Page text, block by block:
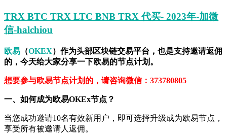
TRX BTC TRX LTC BNB TRX 代买- 2023年-加微
信-halchiou
欧易 （OKEX）作为头部区块链交易平台，也是支持邀请返佣
的，今天给大家分享一下欧易的节点计划。
想要参与欧易节点计划的，请咨询微信：373780805
一、如何成为欧易OKEx节点？
当您成功邀请10名有效新用户，即可选择升级成为欧易节点，
享受所有被邀请人返佣。